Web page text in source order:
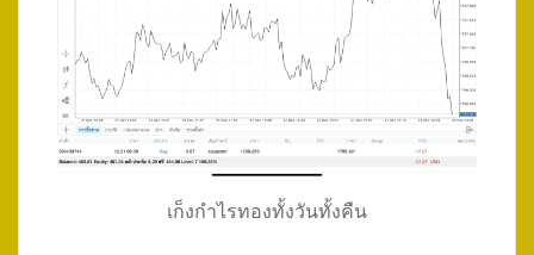
เก็งกำไรทองทั้งวันทั้งคืน